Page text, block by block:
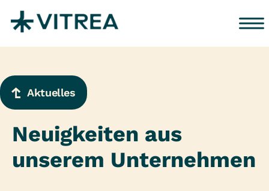
Aktuelles
Neuigkeiten aus
unserem Unternehmen